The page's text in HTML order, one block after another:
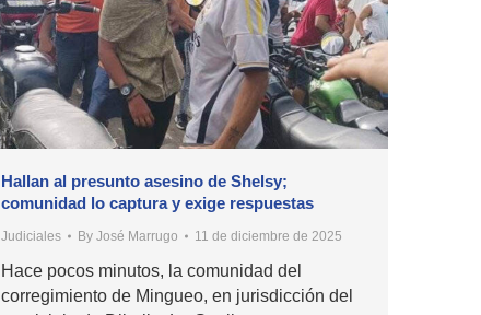
Hallan al presunto asesino de Shelsy;
comunidad lo captura y exige respuestas
Judiciales By José Marrugo 11 de diciembre de 2025
Hace pocos minutos, la comunidad del
corregimiento de Mingueo, en jurisdicción del